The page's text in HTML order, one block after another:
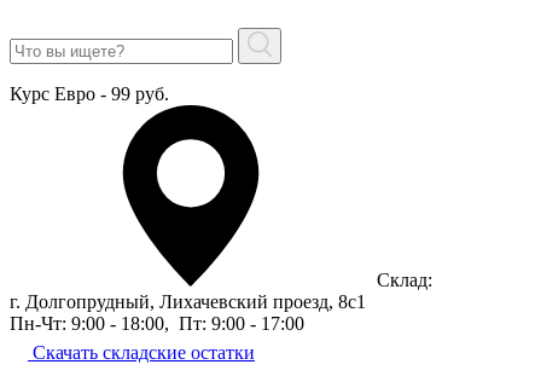
Курс Евро - 99 руб.
Склад:
г. Долгопрудный, Лихачевский проезд, 8c1
Пн-Чт: 9:00 - 18:00, Пт: 9:00 - 17:00
Скачать складские остатки